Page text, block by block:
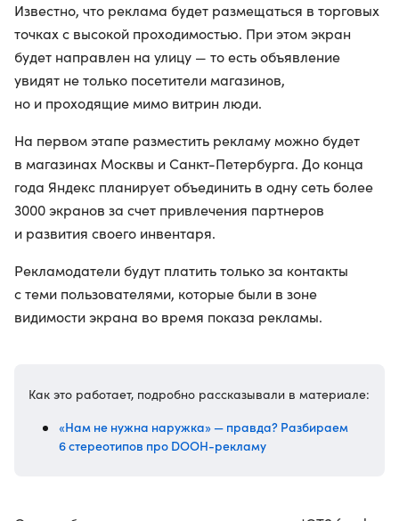
Известно, что реклама будет размещаться в торговых
точках с высокой проходимостью. При этом экран
будет направлен на улицу — то есть объявление
увидят не только посетители магазинов,
но и проходящие мимо витрин люди.
На первом этапе разместить рекламу можно будет
в магазинах Москвы и Санкт-Петербурга. До конца
года Яндекс планирует объединить в одну сеть более
3000 экранов за счет привлечения партнеров
и развития своего инвентаря.
Рекламодатели будут платить только за контакты
с теми пользователями, которые были в зоне
видимости экрана во время показа рекламы.
Как это работает, подробно рассказывали в материале:
«Нам не нужна наружка» — правда? Разбираем
6 стереотипов про DOOH-рекламу